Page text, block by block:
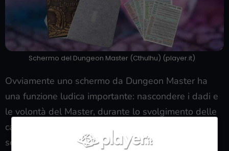
Schermo del Dungeon Master (Cthulhu) (player.it)
Ovviamente uno schermo da Dungeon Master ha
una funzione ludica importante: nascondere i dadi e
le volontà del Master, durante lo svolgimento delle
campagne. Ma se fosse solo un pezzo di cartone
senz’anima, il contatto col gioco el’atmosfera si